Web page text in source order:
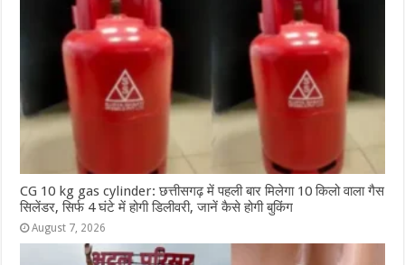
CG 10 kg gas cylinder: छत्तीसगढ़ में पहली बार मिलेगा 10 किलो वाला गैस
सिलेंडर, सिर्फ 4 घंटे में होगी डिलीवरी, जानें कैसे होगी बुकिंग
August 7, 2026